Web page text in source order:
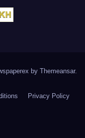
by Themeansar.
Privacy Policy